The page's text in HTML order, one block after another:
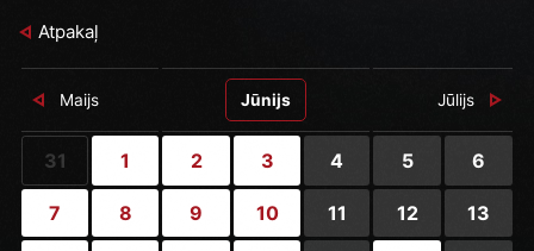
Atpakaļ
Maijs Jūnijs Jūlijs
31 1 2 3 4 5 6
7 8 9 10 11 12 13